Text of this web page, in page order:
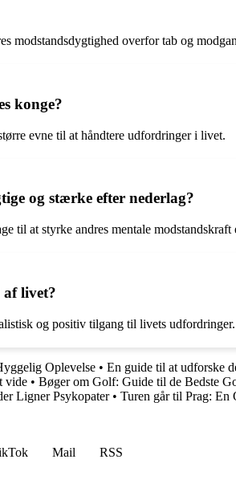
modstandsdygtighed overfor tab og
konge?
evne til at håndtere udfordringer i livet.
og stærke efter nederlag?
til at styrke andres mentale modstandskraft
af livet?
og positiv tilgang til livets udfordringer.
Oplevelse • En guide til at udforske
vide • Bøger om Golf: Guide til de Bedste
Ligner Psykopater• Turen går til Prag: En
Mail
RSS